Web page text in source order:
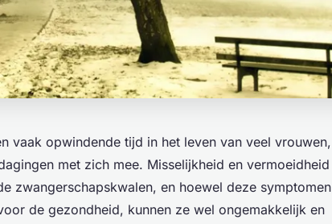
vaak opwindende tijd in het leven van veel vrouwen,
met zich mee. Misselijkheid en vermoeidheid
zwangerschapskwalen, en hoewel deze symptomen
de gezondheid, kunnen ze wel ongemakkelijk en